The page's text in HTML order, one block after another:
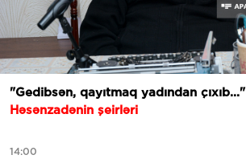
"Gedibsәn, qayıtmaq yadından çıxıb..."
Həsənzadənin şeirləri
14:00